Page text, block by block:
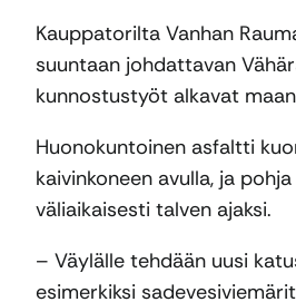
Kauppatorilta Vanhan
suuntaan johdattavan
kunnostustyöt alkavat
Huonokuntoinen asfaltti
kaivinkoneen avulla, ja
väliaikaisesti talven ajaksi.
– Väylälle tehdään uusi
esimerkiksi